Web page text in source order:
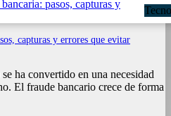
capturas y errores que evitar
ha convertido en una necesidad
El fraude bancario crece de forma